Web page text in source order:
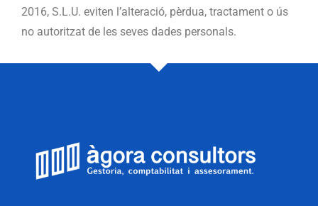
2016, S.L.U. eviten l’alteració, pèrdua, tractament o ús
no autoritzat de les seves dades personals.